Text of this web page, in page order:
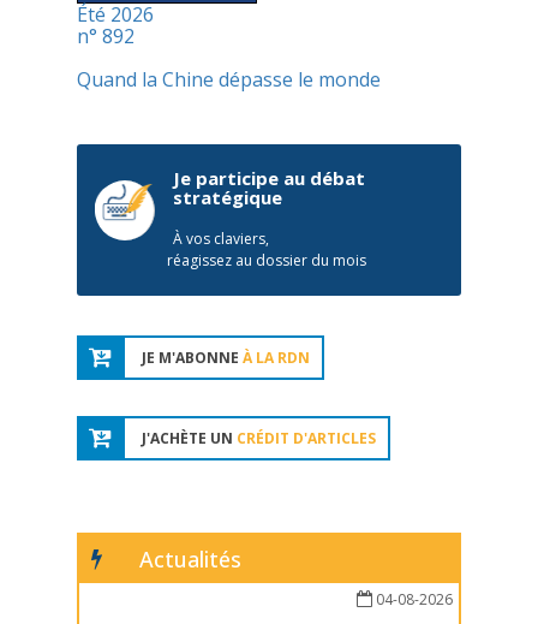
Été 2026
n° 892
Quand la Chine dépasse le monde
Je participe au débat
stratégique
À vos claviers,
réagissez au dossier du mois
JE M'ABONNE À LA RDN
J'ACHÈTE UN CRÉDIT D'ARTICLES
Actualités
04-08-2026